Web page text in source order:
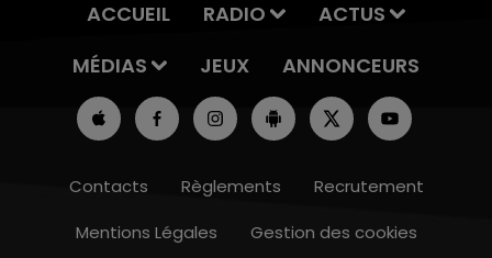
ACCUEIL RADIO
ACTUS
MÉDIAS
JEUX ANNONCEURS
Contacts Règlements
Recrutement
Mentions Légales
Gestion des cookies